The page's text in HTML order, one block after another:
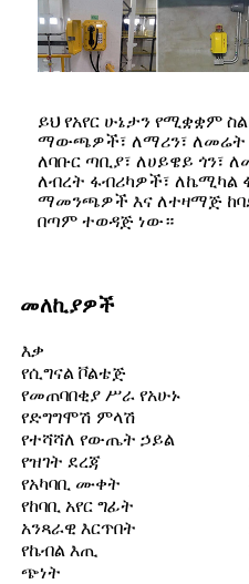
ይህ የአየር ሁኔታን የሚቋቋም
ማውጫዎች፣ ለማሪን፣ ለመሬት
ለባቡር ጣቢያ፣ ለሀይዌይ ጎን፣
ለብረት ፋብሪካዎች፣ ለኬሚካል
ማመንጫዎች እና ለተዛማጅ
በጣም ተወዳጅ ነው።
መለኪያዎች
እቃ
የሲግናል ቮልቴጅ
የመጠባበቂያ ሥራ የአሁኑ
የድግግሞሽ ምላሽ
የተሻሻለ የውጤት ኃይል
የዝገት ደረጃ
የአካባቢ ሙቀት
የከባቢ አየር ግፊት
አንጻራዊ እርጥበት
የኬብል እጢ
ጭነት